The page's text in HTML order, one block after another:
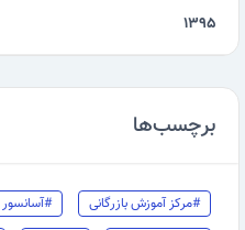
۱۳۹۵
برچسب‌ها
#مرکز آموزش بازرگانی #آسانسور